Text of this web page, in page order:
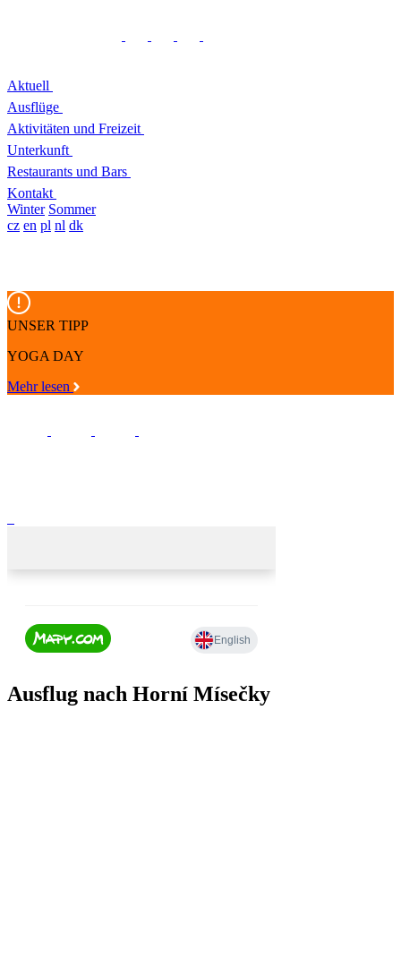
Aktuell
Ausflüge
Aktivitäten und Freizeit
Unterkunft
Restaurants und Bars
Kontakt
Winter Sommer
cz en pl nl dk
UNSER TIPP
YOGA DAY
Mehr lesen
Ausflug nach Horní Mísečky